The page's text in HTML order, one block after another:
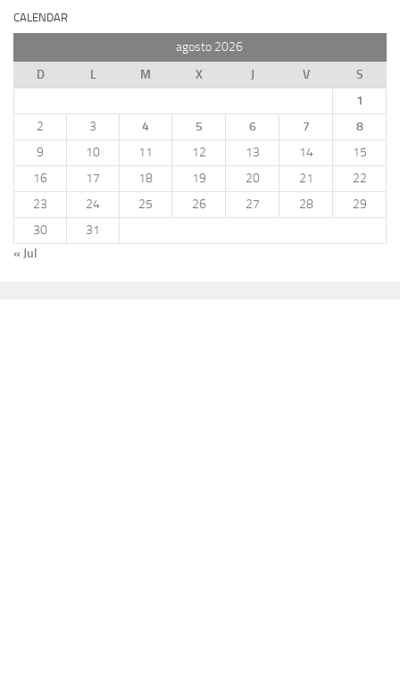
CALENDAR
agosto 2026
D
L M X J V
S
1
2
3 4 5 6 7
8
9
10 11 12 13 14
15
16
17 18 19 20 21
22
23
24 25 26 27 28
29
30
31
« Jul